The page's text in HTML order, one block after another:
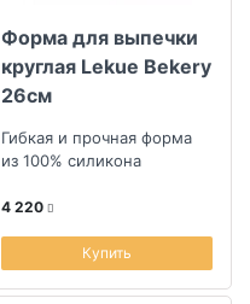
Форма для выпечки
круглая Lekue Bekery
26см
Гибкая и прочная форма
из 100% силикона
4 220
Купить